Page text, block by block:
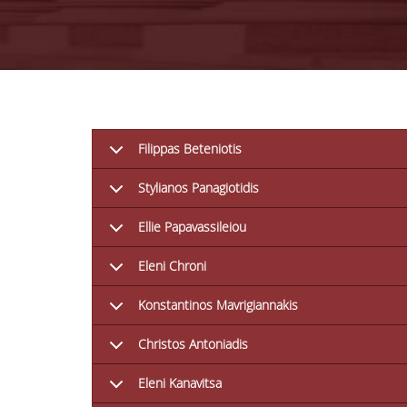
Filippas Beteniotis
Stylianos Panagiotidis
Ellie Papavassileiou
Eleni Chroni
Konstantinos Mavrigiannakis
Christos Antoniadis
Eleni Kanavitsa